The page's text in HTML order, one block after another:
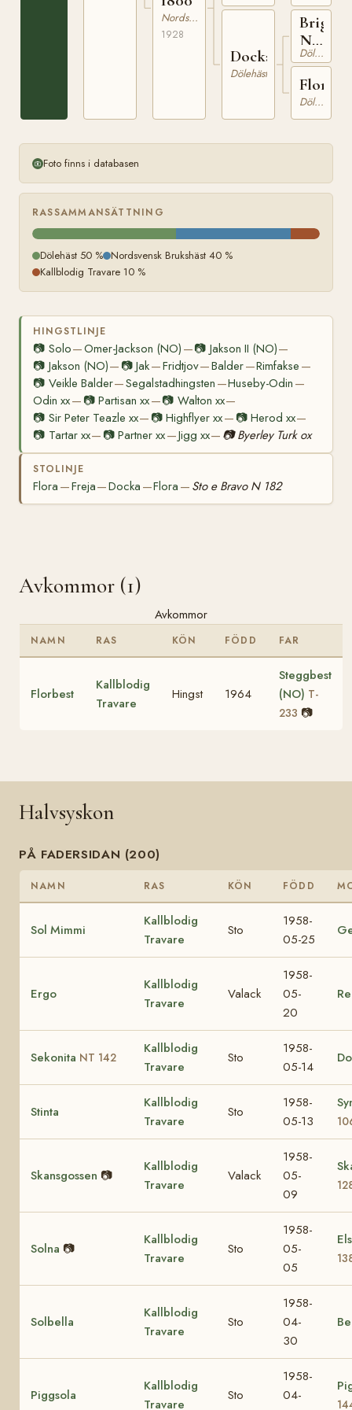
Nordsvensk Brukshäst
1928
Docka
Dölehäst
Brig
N
521Dölehäst
Flora
Dölehäst
Foto finns i databasen
RASSAMMANSÄTTNING
Dölehäst 50 % Nordsvensk Brukshäst 40 %
Kallblodig Travare 10 %
HINGSTLINJE
📷 Solo—Omer-Jackson (NO) —📷 Jakson II (NO)—
📷 Jakson (NO)— 📷Jak—Fridtjov—Balder—Rimfakse —
📷 Veikle Balder—Segalstadhingsten —Huseby-Odin —
Odin xx— 📷Partisan xx—📷 Walton xx—
📷 Sir Peter Teazle xx— 📷Highflyer xx— 📷 Herod xx—
📷 Tartar xx— 📷Partner xx—Jigg xx— 📷 Byerley Turk ox
STOLINJE
Flora —Freja—Docka —Flora — Sto e Bravo N 182
Avkommor (1)
Avkommor
NAMN RAS KÖN FÖDD FAR
Florbest
Kallblodig
Travare
Hingst 1964
Steggbest
(NO) T-
233 📷
Halvsyskon
PÅ FADERSIDAN (200)
NAMN RAS KÖN FÖDD
Sol Mimmi
Kallblodig
Travare
Sto
1958-
05-25
Ergo
Kallblodig
Travare
Valack
1958-
05-
20
Sekonita NT 142
Kallblodig
Travare
Sto
1958-
05-14
Stinta
Kallblodig
Travare
Sto
1958-
05-13
Skansgossen 📷
Kallblodig
Travare
Valack
1958-
05-
09
Solna 📷
Kallblodig
Travare
Sto
1958-
05-
05
Solbella
Kallblodig
Travare
Sto
1958-
04-
30
Piggsola
Kallblodig
Travare
Sto
1958-
04-